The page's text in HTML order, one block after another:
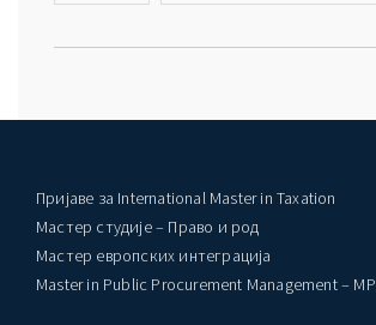
Пријаве за International Master in Taxation
Мастер студије – Право и род
Мастер европских интеграција
Master in Public Procurement Management –